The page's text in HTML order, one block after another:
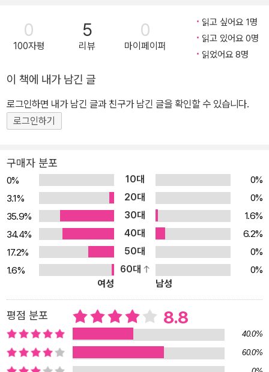
감 있는 운율과 재치 있는 언어유희를 담은 문장과 함께 따뜻하면서
도 정겨운 아이의 일상을 그림으로 잘 담아냈다. 현대 미술가로 잘 알
려진 저자는 스페인의 공원 광장(쿠엔카 시 태양 광장) 디자인 작업을
활발히 활동하고 있는 예술가이다. 사람 친화적인 따뜻한 감성이 고
스란히 묻어나는 이 그림책을 읽다 보면, 어느 누구라도 다음 페이지
가 궁금하지 않을 수 없어 책장을 넘기는 속도가 빨라지고, 나의 모습
하게 미소 짓게 한다. 일본 어린이들에게 많은 사랑을 받아 한 번 책장
을 열면 반복해서 여러 번 읽고 또 읽게 되는 정겨운 그림책 『늘었어
요, 늘었어』는 어른들에게는 어린 시절에 대한 추억을, 아이들에게는
리듬감 살아 있는 글을 재미있게 읽어내는 즐거움을 선사해 준다. 어
른과 아이가 함께 즐길 수 있는 정겨운 그림책 『늘었어요, 늘었어』 한
권이면 긴 장마철도 올여름엔 문제없다. “냠냠 맛있게 밥을 많이 먹었
더니 늘었어요, 늘었어! 무엇이 늘었을까요?” 장마철이 시작되니 비
오는 날이 늘었다. 비가 그치니 밖에서 뛰어 노는 아이들이 늘었다. 힘
껏 달렸더니 콩닥콩닥 심장 뛰는 소리가 늘었다. 그렇다면 흙장난을
하면, 비누로 손을 씻으면, 한바탕 놀고 나면, 냠냠 맛있게 밥을 많이
먹으면, 밤새 잠을 푹 자고 나면, 무엇이 늘어났을까? “늘었어요, 늘
었어!”라는 반복적인 리듬감으로 아이들을 신나는 언어유희의 세계
로 이끄는 이 책은 어떤 상황이든 상상의 나래를 펴면서 무엇보다 재
0
100자평
5
리뷰
0
마이페이퍼
읽고 싶어요 1명
읽고 있어요 0명
읽었어요 8명
이 책에 내가 남긴 글
로그인하면 내가 남긴 글과 친구가 남긴 글을 확인할 수 있습니다.
로그인하기
구매자 분포
0% 10대
0%
3.1%
20대
0%
35.9%
30대
1.6%
34.4%
40대
6.2%
17.2%
50대
0%
1.6%
60대
0%
여성
남성
평점 분포 8.8
40.0%
60.0%